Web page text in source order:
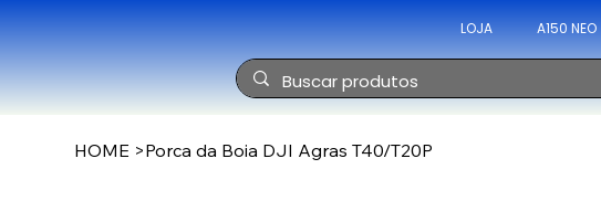
LOJA A150 NEO
HOME >Porca da Boia DJI Agras T40/T20P